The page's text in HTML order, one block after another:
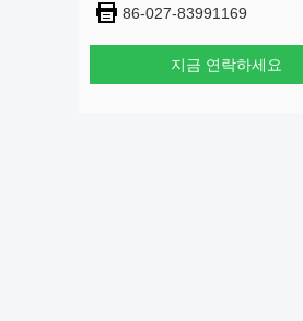
86-027-83991169
지금 연락하세요